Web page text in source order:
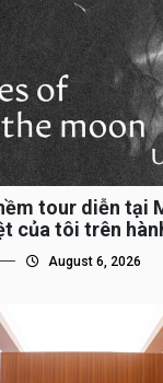
tour diễn tại
của tôi trên
August 6, 2026